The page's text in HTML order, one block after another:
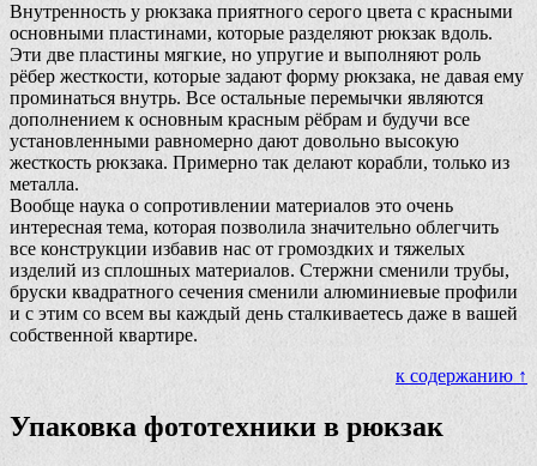
Внутренность у рюкзака приятного серого цвета с красными
основными пластинами, которые разделяют рюкзак вдоль.
Эти две пластины мягкие, но упругие и выполняют роль
рёбер жесткости, которые задают форму рюкзака, не давая ему
проминаться внутрь. Все остальные перемычки являются
дополнением к основным красным рёбрам и будучи все
установленными равномерно дают довольно высокую
жесткость рюкзака. Примерно так делают корабли, только из
металла.
Вообще наука о сопротивлении материалов это очень
интересная тема, которая позволила значительно облегчить
все конструкции избавив нас от громоздких и тяжелых
изделий из сплошных материалов. Стержни сменили трубы,
бруски квадратного сечения сменили алюминиевые профили
и с этим со всем вы каждый день сталкиваетесь даже в вашей
собственной квартире.
к содержанию ↑
Упаковка фототехники в рюкзак